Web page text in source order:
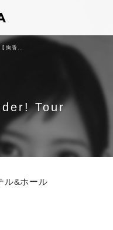
福岡公演 【絢香 Wonder! Tour 2025】
Tour
ル&ホール